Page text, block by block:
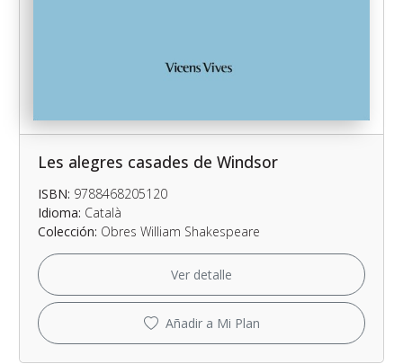
Les alegres casades de Windsor
ISBN: 9788468205120
Idioma: Català
Colección: Obres William Shakespeare
Ver detalle
Añadir a Mi Plan